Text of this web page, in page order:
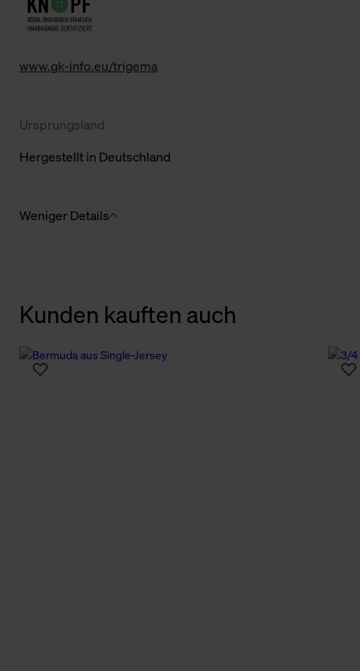
www.gk-info.eu/trigema
Ursprungsland
Hergestellt in Deutschland
Weniger Details
Kunden kauften auch